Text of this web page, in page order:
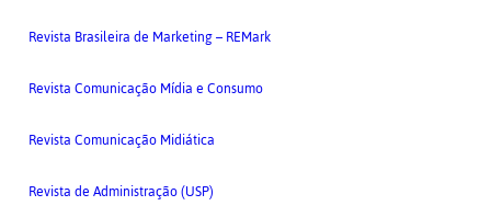
Revista Brasileira de Marketing – REMark
Revista Comunicação Mídia e Consumo
Revista Comunicação Midiática
Revista de Administração (USP)